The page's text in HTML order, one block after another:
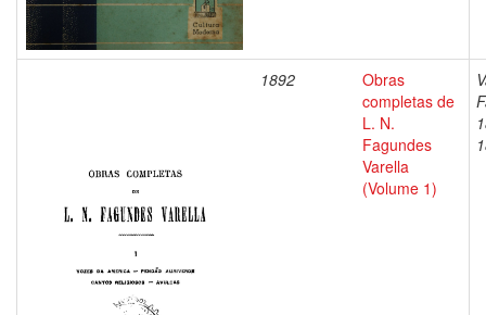
1892
Obras
completas de
L. N.
Fagundes
Varella
(Volume 1)